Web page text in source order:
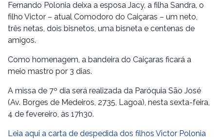
Fernando Polonia deixa a esposa Jacy, a filha Sandra, o
filho Victor – atual Comodoro do Caiçaras – um neto,
três netas, dois bisnetos, uma bisneta e centenas de
amigos.
Como homenagem, a bandeira do Caiçaras ficará a
meio mastro por 3 dias.
A missa de 7º dia será realizada da Paróquia São José
(Av. Borges de Medeiros, 2735, Lagoa), nesta sexta-feira,
4 de fevereiro, às 17h30.
Leia aqui a carta de despedida dos filhos Victor Polonia